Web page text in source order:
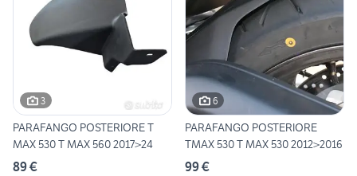
3
PARAFANGO POSTERIORE T
MAX 530 T MAX 560 2017>24
89 €
6
PARAFANGO POSTERIORE
TMAX 530 T MAX 530 2012>2016
99 €